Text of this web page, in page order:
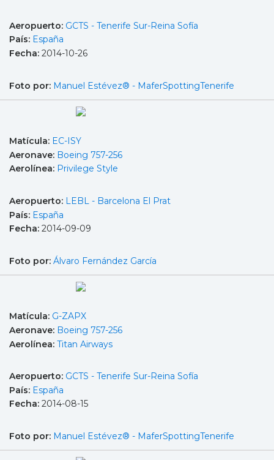
Aeropuerto: GCTS - Tenerife Sur-Reina Sofía
País: España
Fecha: 2014-10-26
Foto por: Manuel Estévez® - MaferSpottingTenerife
Matícula: EC-ISY
Aeronave: Boeing 757-256
Aerolínea: Privilege Style
Aeropuerto: LEBL - Barcelona El Prat
País: España
Fecha: 2014-09-09
Foto por: Álvaro Fernández García
Matícula: G-ZAPX
Aeronave: Boeing 757-256
Aerolínea: Titan Airways
Aeropuerto: GCTS - Tenerife Sur-Reina Sofía
País: España
Fecha: 2014-08-15
Foto por: Manuel Estévez® - MaferSpottingTenerife